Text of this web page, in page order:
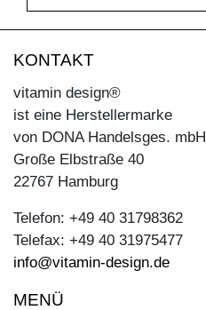
KONTAKT
vitamin design®
ist eine Herstellermarke
von DONA Handelsges. mbH
Große Elbstraße 40
22767 Hamburg
Telefon: +49 40 31798362
Telefax: +49 40 31975477
info@vitamin-design.de
MENÜ